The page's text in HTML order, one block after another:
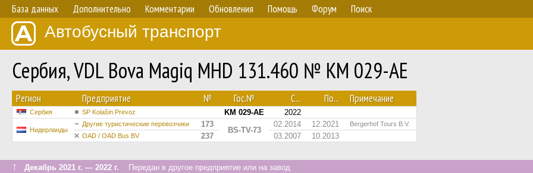
База данных Дополнительно Комментарии Обновления Помощь Форум Поиск
Автобусный транспорт
Сербия, VDL Bova Magiq MHD 131.460 № KM 029-AE
Регион Предприятие № Гос.№ С... По... Примечание
Сербия SP Kolašin Prevoz KM 029-AE 2022
Нидерланды
Другие туристические перевозчики 173
BS-TV-73
02.2014 12.2021
Bergerhof Tours B.V.
OAD / OAD Bus BV
237 03.2007 10.2013
↑ Декабрь 2021 г. — 2022 г. Передан в другое предприятие или на завод